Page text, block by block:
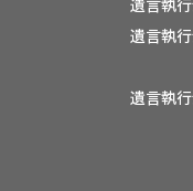
遺言執
遺言執
遺言執